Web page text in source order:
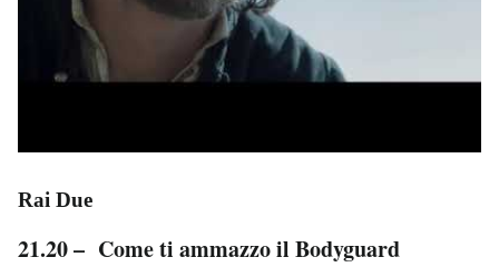
Rai Due
21.20 – Come ti ammazzo il Bodyguard